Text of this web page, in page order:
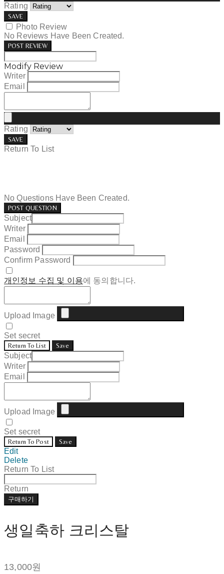
Rating
SAVE
Photo Review
No Reviews Have Been Created.
POST REVIEW
Modify Review
Writer
Email
Rating
SAVE
Return To List
No Questions Have Been Created.
POST QUESTION
Subject
Writer
Email
Password
Confirm Password
개인정보 수집 및 이용에 동의합니다.
Upload Image
Set secret
Return To List Save
Subject
Writer
Email
Upload Image
Set secret
Return To Post Save
Edit
Delete
Return To List
Return
구매하기
생일축하 크리스탈
13,000원